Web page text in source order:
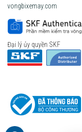
vongbixemay.com
Đại lý ủy quyền SKF